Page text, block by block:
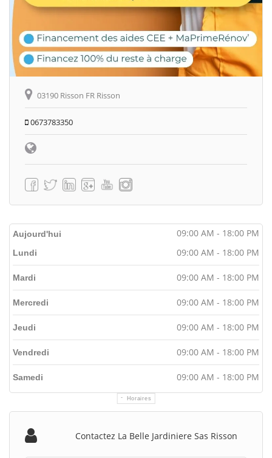
03190 Risson FR Risson
0673783350
Aujourd'hui 09:00 AM - 18:00 PM
Horaires
Lundi 09:00 AM - 18:00 PM
Mardi 09:00 AM - 18:00 PM
Mercredi 09:00 AM - 18:00 PM
Jeudi 09:00 AM - 18:00 PM
Vendredi 09:00 AM - 18:00 PM
Samedi 09:00 AM - 18:00 PM
Contactez La Belle Jardiniere Sas Risson